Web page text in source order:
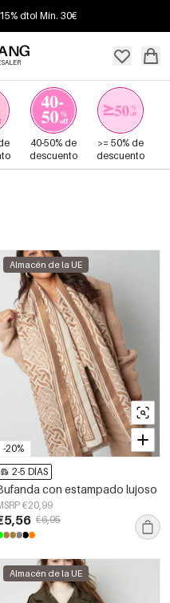
dto! Mín. 30€
40-50% de
descuento
>= 50% de
descuento
-20%
Almacén de la UE
2-5 DÍAS
con estampado lujoso
€20,99
€6,95
Almacén de la UE